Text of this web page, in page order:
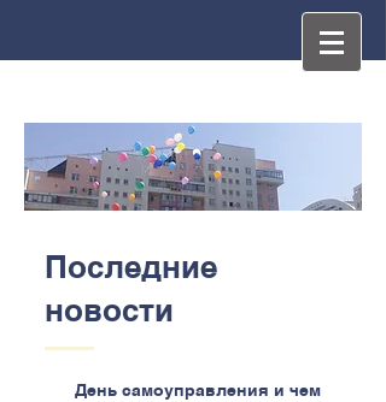
Последние
новости
День самоуправления и чем